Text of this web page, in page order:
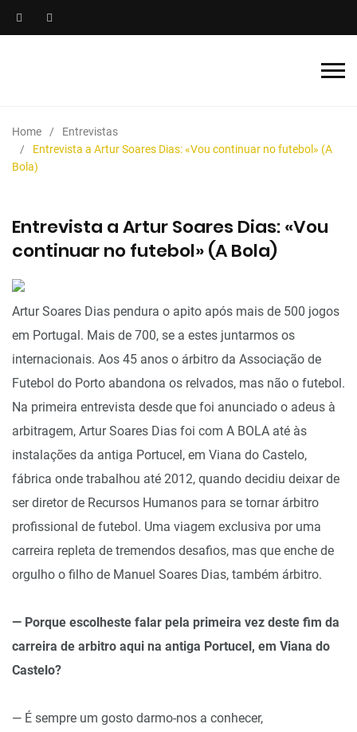
Home
Entrevistas
Entrevista a Artur Soares Dias: «Vou continuar no futebol» (A
Bola)
Entrevista a Artur Soares Dias: «Vou
continuar no futebol» (A Bola)
Artur Soares Dias pendura o apito após mais de 500 jogos
em Portugal. Mais de 700, se a estes juntarmos os
internacionais. Aos 45 anos o árbitro da Associação de
Futebol do Porto abandona os relvados, mas não o futebol.
Na primeira entrevista desde que foi anunciado o adeus à
arbitragem, Artur Soares Dias foi com A BOLA até às
instalações da antiga Portucel, em Viana do Castelo,
fábrica onde trabalhou até 2012, quando decidiu deixar de
ser diretor de Recursos Humanos para se tornar árbitro
profissional de futebol. Uma viagem exclusiva por uma
carreira repleta de tremendos desafios, mas que enche de
orgulho o filho de Manuel Soares Dias, também árbitro.
— Porque escolheste falar pela primeira vez deste fim da
carreira de arbitro aqui na antiga Portucel, em Viana do
Castelo?
— É sempre um gosto darmo-nos a conhecer,